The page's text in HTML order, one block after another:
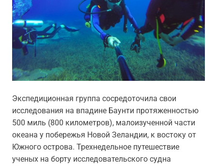
Экспедиционная группа сосредоточила свои
исследования на впадине Баунти протяженностью
500 миль (800 километров), малоизученной части
океана у побережья Новой Зеландии, к востоку от
Южного острова. Трехнедельное путешествие
ученых на борту исследовательского судна